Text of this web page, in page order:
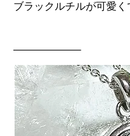
ブラックルチルが可愛く
——————–